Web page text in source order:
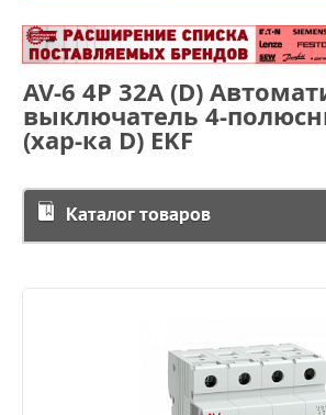
AV-6 4P 32A (D)
выключатель 4-
(хар-ка D) EKF
Каталог товаров